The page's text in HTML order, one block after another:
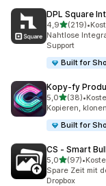
DPL Square
4,9von 5
(219)
219 •
Nahtlose
Support
Built for
Kopy‑fy
5,0von 5
(38)
38 •
Kopieren,
Built for
CS ‑ Smart
5,0von 5
(97)
97 •
Spare Zeit mit
Dropbox